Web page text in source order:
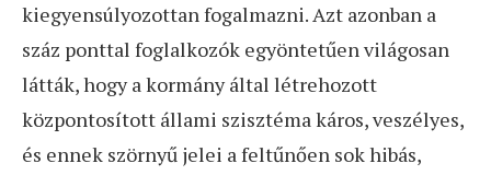
kiegyensúlyozottan fogalmazni. Azt azonban a
száz ponttal foglalkozók egyöntetűen világosan
látták, hogy a kormány által létrehozott
központosított állami szisztéma káros, veszélyes,
és ennek szörnyű jelei a feltűnően sok hibás,